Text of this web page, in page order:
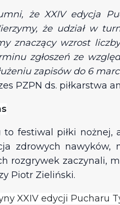
że XXIV edycja
że udział w
znaczący wzrost
zgłoszeń ze
zapisów do 6
PZPN ds. piłkarstwa
festiwal piłki nożnej,
zdrowych nawyków,
rozgrywek zaczynali,
Piotr Zieliński.
XXIV edycji Pucharu